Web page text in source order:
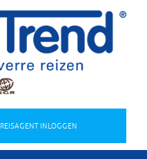
REISAGENT INLOGGEN